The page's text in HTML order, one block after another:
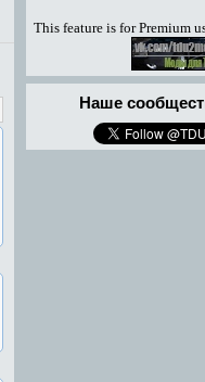
This feature is for Premium
Наше